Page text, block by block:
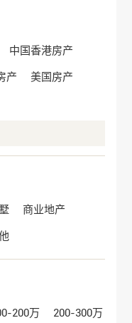
中国香港房产
产 美国房产
商业地产
200万 200-300万